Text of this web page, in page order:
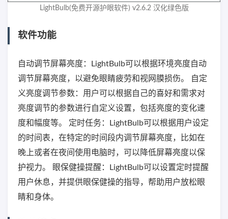
LightBulb(免费开源护眼软件) v2.6.2 汉化绿色版
软件功能
自动调节屏幕亮度：LightBulb可以根据环境亮度自动
调节屏幕亮度，以避免眼睛疲劳和视网膜损伤。 自定
义亮度调节参数：用户可以根据自己的喜好和需求对
亮度调节的参数进行自定义设置，包括亮度的变化速
度和幅度等。 定时任务：LightBulb可以根据用户设定
的时间表，在特定的时间段内调节屏幕亮度，比如在
晚上或者在夜间使用电脑时，可以降低屏幕亮度以保
护视力。 眼保健操提醒：LightBulb可以设置定时提醒
用户休息，并提供眼保健操的指导，帮助用户放松眼
睛和身体。